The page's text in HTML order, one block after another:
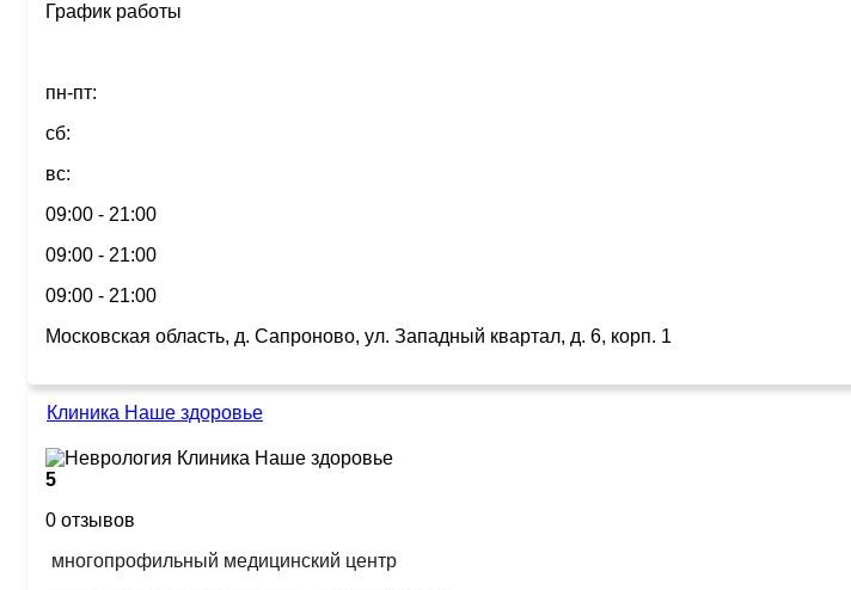
График работы
пн-пт:
сб:
вс:
09:00 - 21:00
09:00 - 21:00
09:00 - 21:00
Московская область, д. Сапроново, ул. Западный квартал, д. 6, корп. 1
Клиника Наше здоровье
5
0 отзывов
многопрофильный медицинский центр